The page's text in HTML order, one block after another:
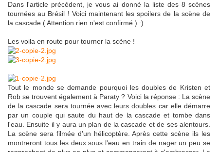
Dans l'article précédent, je vous ai donné la liste des 8 scènes
tournées au Brésil ! Voici maintenant les spoilers de la scène de
la cascade ( Attention rien n'est confirmé ) :)
Les voila en route pour tourner la scène !
Tout le monde se demande pourquoi les doubles de Kristen et
Rob se trouvent également à Paraty ? Voici la réponse : La scène
de la cascade sera tournée avec leurs doubles car elle démarre
par un couple qui saute du haut de la cascade et tombe dans
l'eau. Ensuite il y aura un plan de la cascade et de ses alentours.
La scène sera filmée d'un hélicoptère. Après cette scène ils les
montreront tous les deux sous l'eau en train de nager un peu se